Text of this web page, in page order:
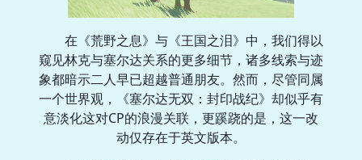
在《荒野之息》与《王国之泪》中，我们得以
窥见林克与塞尔达关系的更多细节，诸多线索与迹
象都暗示二人早已超越普通朋友。然而，尽管同属
一个世界观，《塞尔达无双：封印战纪》却似乎有
意淡化这对CP的浪漫关联，更蹊跷的是，这一改
动仅存在于英文版本。